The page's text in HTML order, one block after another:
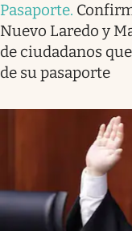
Pasaporte.
Nuevo Laredo y
de ciudadanos
de su pasaporte